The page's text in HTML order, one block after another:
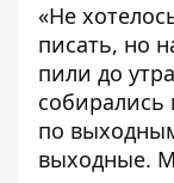
«Не
писать, но
пили до
собирались
по
выходные.